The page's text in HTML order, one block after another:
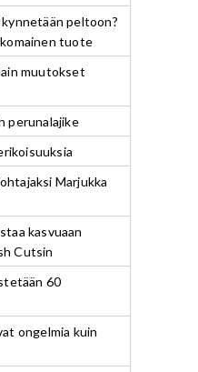
peltoon?
tuote
muutokset
perunalajike
Marjukka
kasvuaan
Cutsin
60
ongelmia kuin